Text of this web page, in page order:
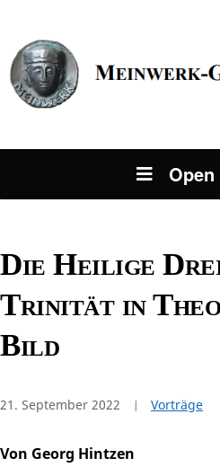
Open
Die Heilige
Trinität in
Bild
21. September 2022 Vorträge
Von Georg Hintzen